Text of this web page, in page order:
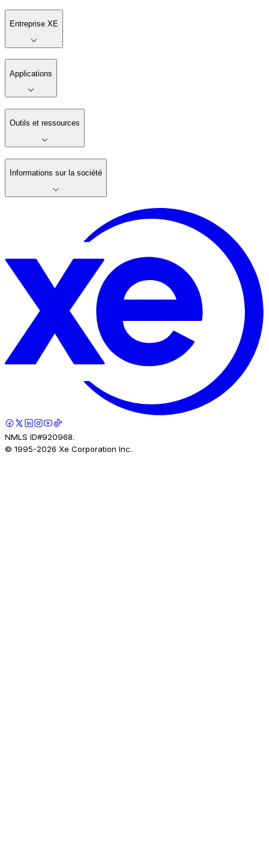
Entreprise XE
Applications
Outils et ressources
Informations sur la société
NMLS ID#920968.
© 1995-2026 Xe Corporation Inc.